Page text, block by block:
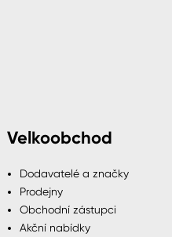
Velkoobchod
Dodavatelé a značky
Prodejny
Obchodní zástupci
Akční nabídky